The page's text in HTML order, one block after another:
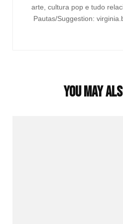
arte, cultura pop e tudo
Pautas/Suggestion:
You may